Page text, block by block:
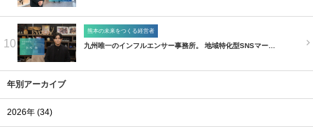
10
熊本の未来をつくる経営者
九州唯一のインフルエンサー事務所。 地域特化型SNSマー…
年別アーカイブ
2026年 (34)